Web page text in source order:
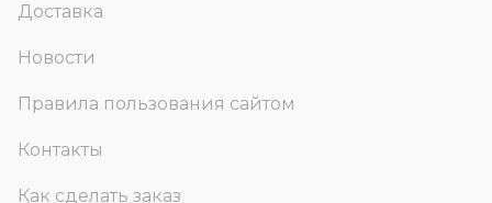
Доставка
Новости
Правила пользования сайтом
Контакты
Как сделать заказ